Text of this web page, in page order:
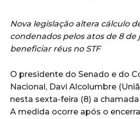
Nova legislação altera cálculo
condenados pelos atos de 8 de
beneficiar réus no STF
O presidente do Senado e do
Nacional, Davi Alcolumbre
nesta sexta-feira (8) a
A medida ocorre após o